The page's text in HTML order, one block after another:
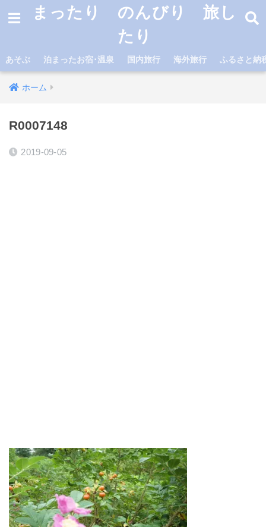
まったり のんびり 旅し
たり
あそぶ 泊まったお宿･温泉 国内旅行 海外旅行 ふるさと納
ホーム
R0007148
2019-09-05